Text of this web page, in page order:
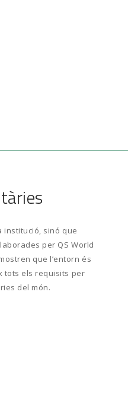
institució, sinó que
per QS World
que l’entorn és
tots els requisits per
del món.